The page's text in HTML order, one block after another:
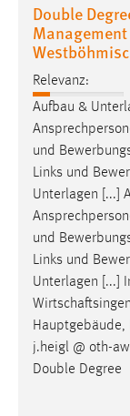
Double
Relevanz:
Aufbau &
und
Links und
Unterlagen [...]
und
Links und
Unterlagen [...]
Hauptgebäude,
j.heigl @ oth-
Double Degree